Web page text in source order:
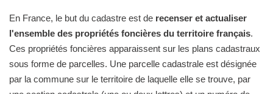
En France, le but du cadastre est de recenser et actualiser
l'ensemble des propriétés foncières du territoire français.
Ces propriétés foncières apparaissent sur les plans cadastraux
sous forme de parcelles. Une parcelle cadastrale est désignée
par la commune sur le territoire de laquelle elle se trouve, par